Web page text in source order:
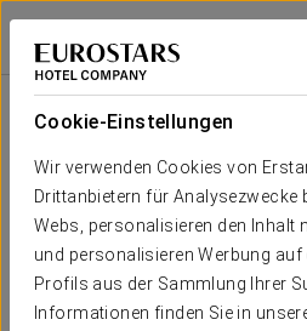
Cookie-Einstellungen
Wir verwenden Cookies von
Drittanbietern für Analysezwecke
Webs, personalisieren den Inhalt
und personalisieren Werbung auf
Profils aus der Sammlung Ihrer
Informationen finden Sie in
Eurostars Montgomery
BRÜSSEL
Dein
Raums
America
20 m
altura
8 10 10
Volunteer
23 m
x m
altura
6 6 -